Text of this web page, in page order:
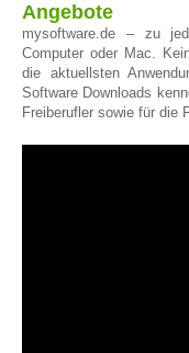
Angebote
mysoftware.de – zu
Computer oder Mac.
die aktuellsten
Software Downloads
Freiberufler sowie für die